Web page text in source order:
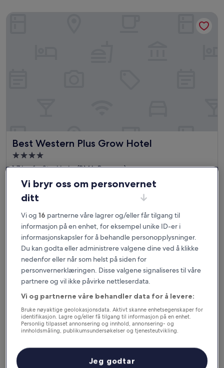
Best Western Plus Grow Hotel
Best Western Plus Grow Hotel
Overnattingssted
med
stjerner
1,7 km fra Stockholm (BMA-Bromma)
(1 011
anmeldelser)
9,0/10
6. sep.–7. sep.
ApartDirect Sundbyberg
ApartDirect Sundbyberg
ApartDirect Sundbyberg
Vi bryr oss om personvernet
ditt
Vi og 16 partnerne våre lagrer og/eller får tilgang til
informasjon på en enhet, for eksempel unike ID-er i
informasjonskapsler for å behandle personopplysninger.
Du kan godta eller administrere valgene dine ved å klikke
nedenfor eller når som helst på siden for
personvernerklæringen. Disse valgene signaliseres til våre
partnere og vil ikke påvirke nettleserdata.
Vi og partnerne våre behandler data for å levere:
Bruke nøyaktige geolokasjonsdata. Aktivt skanne enhetsegenskaper for
identifikasjon. Lagre og/eller få tilgang til informasjon på en enhet.
Personlig tilpasset annonsering og innhold, annonsering- og
innholdsmåling, publikumsundersøkelser og tjenesteutvikling.
Jeg godtar